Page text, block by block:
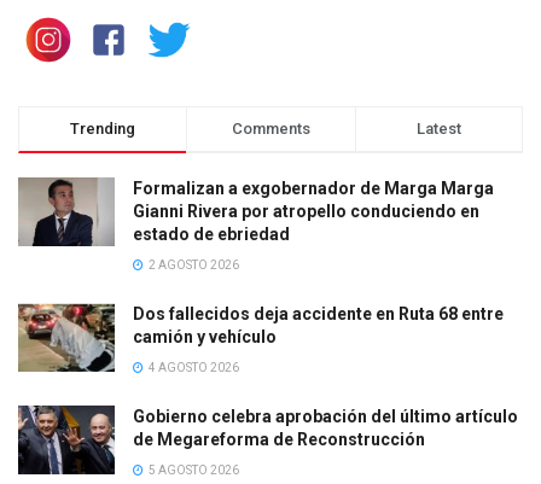
Trending Comments Latest
Formalizan a exgobernador de Marga Marga
Gianni Rivera por atropello conduciendo en
estado de ebriedad
2 AGOSTO 2026
Dos fallecidos deja accidente en Ruta 68 entre
camión y vehículo
4 AGOSTO 2026
Gobierno celebra aprobación del último artículo
de Megareforma de Reconstrucción
5 AGOSTO 2026